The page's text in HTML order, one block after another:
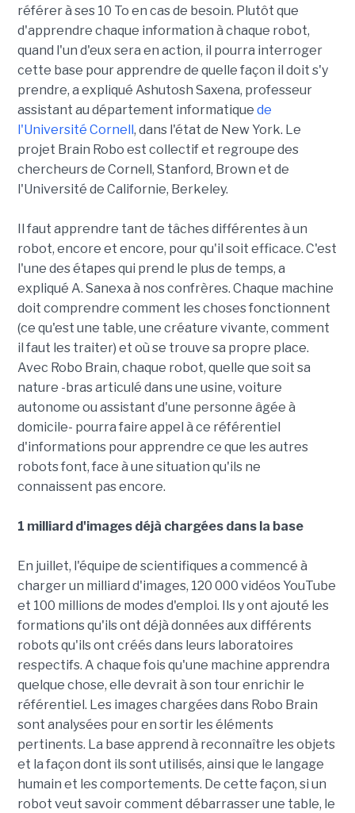
référer à ses 10 To en cas de besoin. Plutôt que
d'apprendre chaque information à chaque robot,
quand l'un d'eux sera en action, il pourra interroger
cette base pour apprendre de quelle façon il doit s'y
prendre, a expliqué Ashutosh Saxena, professeur
assistant au département informatique de
l'Université Cornell , dans l'état de New York. Le
projet Brain Robo est collectif et regroupe des
chercheurs de Cornell, Stanford, Brown et de
l'Université de Californie, Berkeley.
Il faut apprendre tant de tâches différentes à un
robot, encore et encore, pour qu'il soit efficace. C'est
l'une des étapes qui prend le plus de temps, a
expliqué A. Sanexa à nos confrères. Chaque machine
doit comprendre comment les choses fonctionnent
(ce qu'est une table, une créature vivante, comment
il faut les traiter) et où se trouve sa propre place.
Avec Robo Brain, chaque robot, quelle que soit sa
nature -bras articulé dans une usine, voiture
autonome ou assistant d'une personne âgée à
domicile- pourra faire appel à ce référentiel
d'informations pour apprendre ce que les autres
robots font, face à une situation qu'ils ne
connaissent pas encore.
1 milliard d'images déjà chargées dans la base
En juillet, l'équipe de scientifiques a commencé à
charger un milliard d'images, 120 000 vidéos YouTube
et 100 millions de modes d'emploi. Ils y ont ajouté les
formations qu'ils ont déjà données aux différents
robots qu'ils ont créés dans leurs laboratoires
respectifs. A chaque fois qu'une machine apprendra
quelque chose, elle devrait à son tour enrichir le
référentiel. Les images chargées dans Robo Brain
sont analysées pour en sortir les éléments
pertinents. La base apprend à reconnaître les objets
et la façon dont ils sont utilisés, ainsi que le langage
humain et les comportements. De cette façon, si un
robot veut savoir comment débarrasser une table, le